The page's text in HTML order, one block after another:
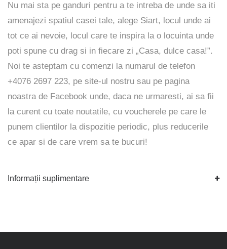
Nu mai sta pe ganduri pentru a te intreba de unde sa iti
amenajezi spatiul casei tale, alege Siart, locul unde ai
tot ce ai nevoie, locul care te inspira la o locuinta unde
poti spune cu drag si in fiecare zi „Casa, dulce casa!”.
Noi te asteptam cu comenzi la numarul de telefon
+4076 2697 223, pe site-ul nostru sau pe pagina
noastra de Facebook unde, daca ne urmaresti, ai sa fii
la curent cu toate noutatile, cu voucherele pe care le
punem clientilor la dispozitie periodic, plus reducerile
ce apar si de care vrem sa te bucuri!
Informații suplimentare